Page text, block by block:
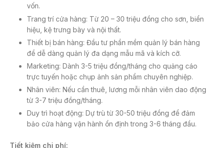
vốn.
Trang trí cửa hàng: Từ 20 – 30 triệu đồng cho sơn, biển
hiệu, kệ trưng bày và nội thất.
Thiết bị bán hàng: Đầu tư phần mềm quản lý bán hàng
để dễ dàng quản lý đa dạng mẫu mã và kích cỡ.
Marketing: Dành 3-5 triệu đồng/tháng cho quảng cáo
trực tuyến hoặc chụp ảnh sản phẩm chuyên nghiệp.
Nhân viên: Nếu cần thuê, lương mỗi nhân viên dao động
từ 3-7 triệu đồng/tháng.
Duy trì hoạt động: Dự trù từ 30-50 triệu đồng để đảm
bảo cửa hàng vận hành ổn định trong 3-6 tháng đầu.
Tiết kiệm chi phí: